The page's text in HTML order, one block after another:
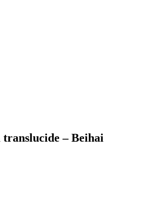
translucide – Beihai